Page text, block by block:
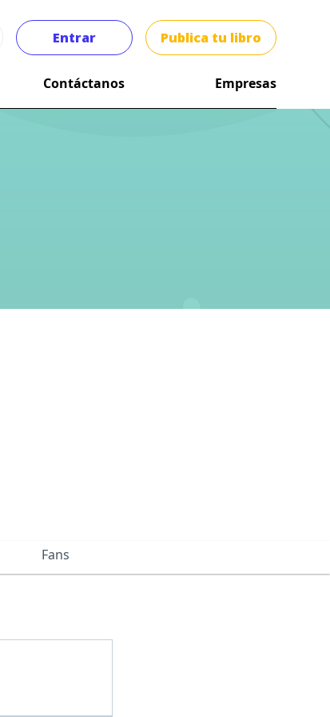
Entrar Publica tu libro
Contáctanos Empresas
Fans